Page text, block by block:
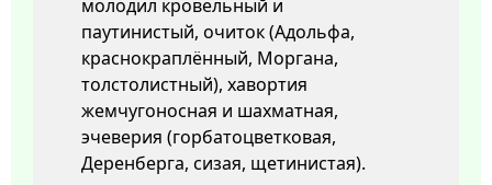
молодил кровельный и
паутинистый, очиток (Адольфа,
краснокраплённый, Моргана,
толстолистный), хавортия
жемчугоносная и шахматная,
эчеверия (горбатоцветковая,
Деренберга, сизая, щетинистая).